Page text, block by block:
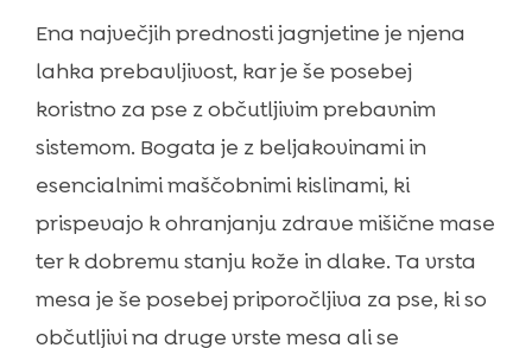
Ena največjih prednosti jagnjetine je njena
lahka prebavljivost, kar je še posebej
koristno za pse z občutljivim prebavnim
sistemom. Bogata je z beljakovinami in
esencialnimi maščobnimi kislinami, ki
prispevajo k ohranjanju zdrave mišične mase
ter k dobremu stanju kože in dlake. Ta vrsta
mesa je še posebej priporočljiva za pse, ki so
občutljivi na druge vrste mesa ali se